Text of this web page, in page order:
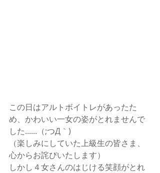
この日はアルトボイトレがあったた
め、かわいい一女の姿がとれませんで
した......（;つД｀)
（楽しみにしていた上級生の皆さま、
心からお詫びいたします）
しかし４女さんのはじける笑顔がとれ